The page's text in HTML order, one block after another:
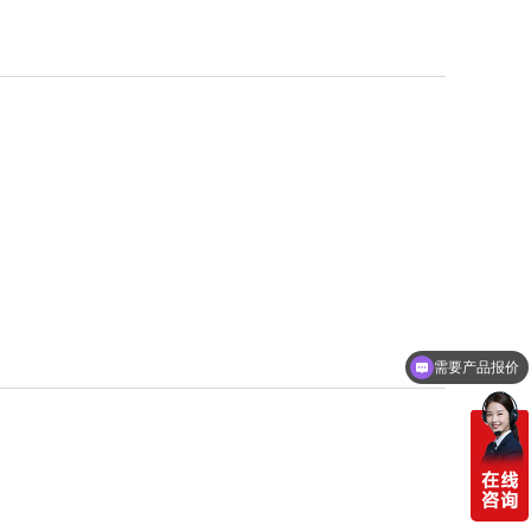
需要产品报价
可以定制方案吗？